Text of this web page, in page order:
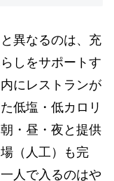
異なるのは、充
しをサポートす
にレストランが
低塩・低カロリ
・昼・夜と提供
（人工）も完
人で入るのはや